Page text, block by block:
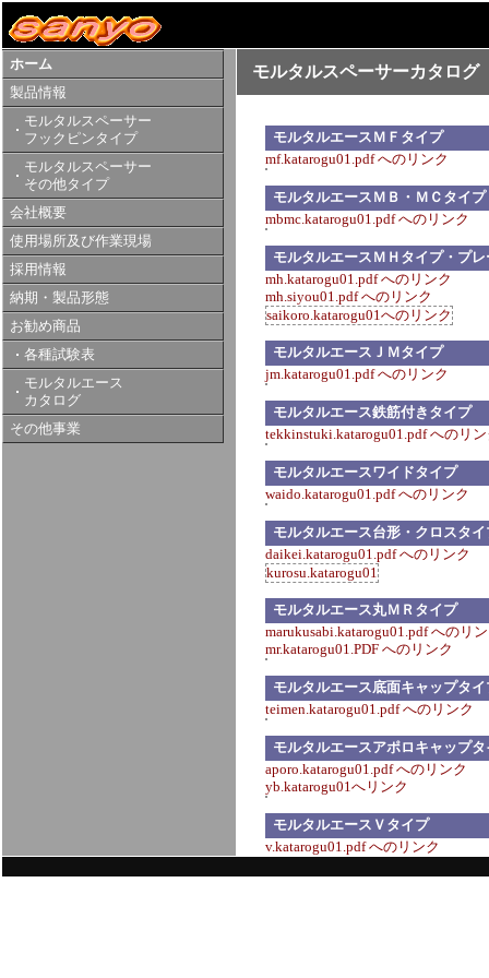
ホーム
製品情報
モルタルスペーサー
フックピンタイプ
モルタルスペーサー
その他タイプ
会社概要
使用場所及び作業現場
採用情報
納期・製品形態
お勧め商品
各種試験表
モルタルエース
カタログ
その他事業
モルタルスペーサーカタログ
モルタルエースＭＦタイプ
mf.katarogu01.pdf へのリンク
モルタルエースＭＢ・ＭＣタイプ
mbmc.katarogu01.pdf へのリンク
モルタルエースＭＨタイプ・プ
mh.katarogu01.pdf へのリンク
mh.siyou01.pdf へのリンク
saikoro.katarogu01へのリンク
モルタルエースＪＭタイプ
jm.katarogu01.pdf へのリンク
モルタルエース鉄筋付きタイプ
tekkinstuki.katarogu01.pdf へのリン
モルタルエースワイドタイプ
waido.katarogu01.pdf へのリンク
モルタルエース台形・クロスタイ
daikei.katarogu01.pdf へのリンク
kurosu.katarogu01
モルタルエース丸ＭＲタイプ
marukusabi.katarogu01.pdf へのリン
mr.katarogu01.PDF へのリンク
モルタルエース底面キャップタイ
teimen.katarogu01.pdf へのリンク
モルタルエースアポロキャップタ
aporo.katarogu01.pdf へのリンク
yb.katarogu01へリンク
モルタルエースＶタイプ
v.katarogu01.pdf へのリンク